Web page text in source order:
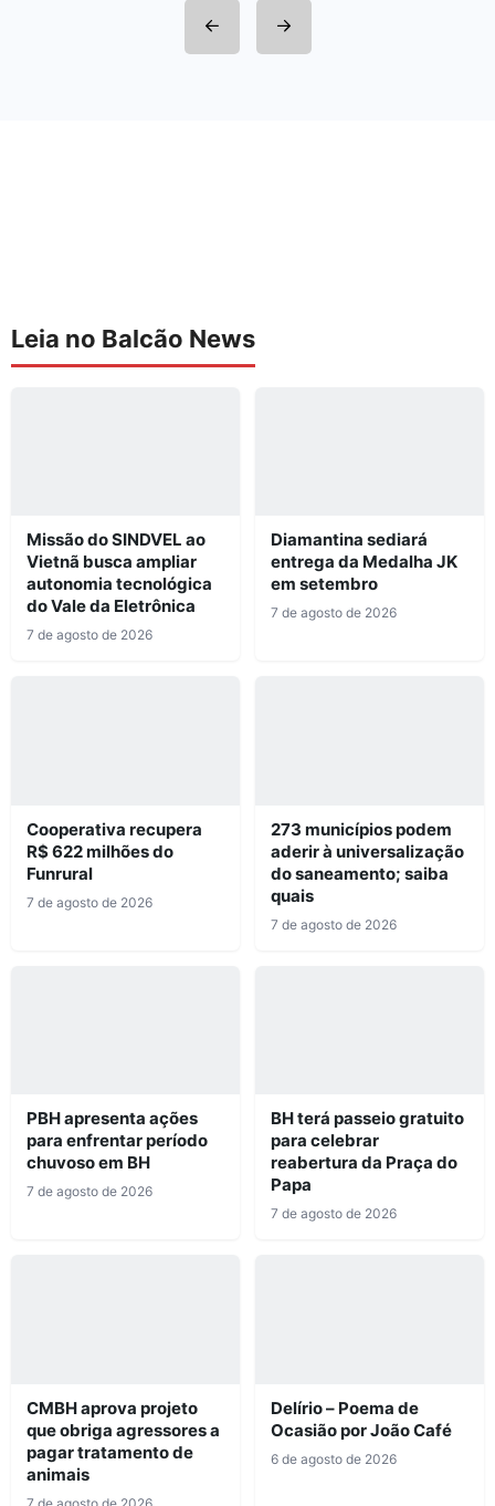
Leia no Balcão News
Missão do SINDVEL ao
Vietnã busca ampliar
autonomia tecnológica
do Vale da Eletrônica
7 de agosto de 2026
Diamantina sediará
entrega da Medalha JK
em setembro
7 de agosto de 2026
Cooperativa recupera
R$ 622 milhões do
Funrural
7 de agosto de 2026
273 municípios podem
aderir à universalização
do saneamento; saiba
quais
7 de agosto de 2026
PBH apresenta ações
para enfrentar período
chuvoso em BH
7 de agosto de 2026
BH terá passeio gratuito
para celebrar
reabertura da Praça do
Papa
7 de agosto de 2026
CMBH aprova projeto
que obriga agressores a
pagar tratamento de
animais
Delírio – Poema de
Ocasião por João Café
6 de agosto de 2026